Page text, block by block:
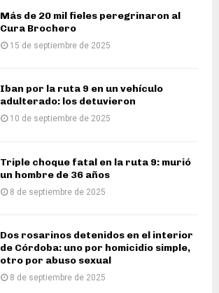
Más de 20 mil fieles peregrinaron al
Cura Brochero
15 de septiembre de 2025
Iban por la ruta 9 en un vehículo
adulterado: los detuvieron
10 de septiembre de 2025
Triple choque fatal en la ruta 9: murió
un hombre de 36 años
8 de septiembre de 2025
Dos rosarinos detenidos en el interior
de Córdoba: uno por homicidio simple,
otro por abuso sexual
8 de septiembre de 2025